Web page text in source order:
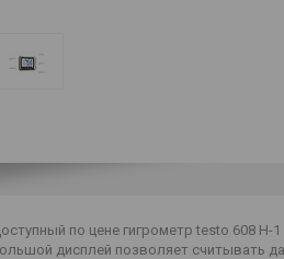
по цене гигрометр testo 608
дисплей позволяет считывать